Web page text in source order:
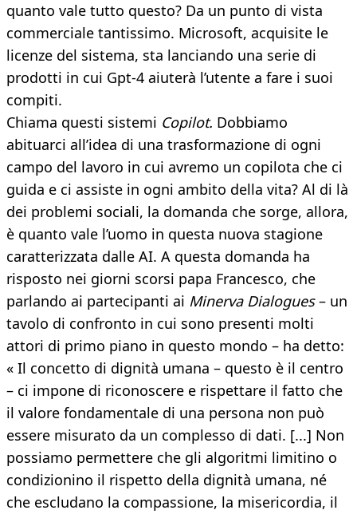
quanto vale tutto questo? Da un punto di vista
commerciale tantissimo. Microsoft, acquisite le
licenze del sistema, sta lanciando una serie di
prodotti in cui Gpt-4 aiuterà l’utente a fare i suoi
compiti.
Chiama questi sistemi Copilot. Dobbiamo
abituarci all’idea di una trasformazione di ogni
campo del lavoro in cui avremo un copilota che ci
guida e ci assiste in ogni ambito della vita? Al di là
dei problemi sociali, la domanda che sorge, allora,
è quanto vale l’uomo in questa nuova stagione
caratterizzata dalle AI. A questa domanda ha
risposto nei giorni scorsi papa Francesco, che
parlando ai partecipanti ai Minerva Dialogues– un
tavolo di confronto in cui sono presenti molti
attori di primo piano in questo mondo – ha detto:
« Il concetto di dignità umana – questo è il centro
– ci impone di riconoscere e rispettare il fatto che
il valore fondamentale di una persona non può
essere misurato da un complesso di dati. [...] Non
possiamo permettere che gli algoritmi limitino o
condizionino il rispetto della dignità umana, né
che escludano la compassione, la misericordia, il